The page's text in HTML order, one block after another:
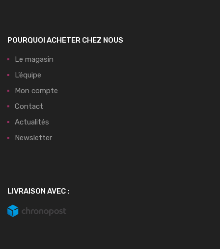
POURQUOI ACHETER CHEZ NOUS
Le magasin
L’équipe
Mon compte
Contact
Actualités
Newsletter
LIVRAISON AVEC :